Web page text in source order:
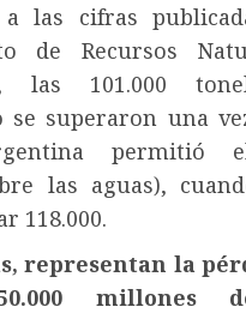
a las cifras
de Recursos
las 101.000
se superaron una
permitió
las aguas),
118.000.
representan la
millones